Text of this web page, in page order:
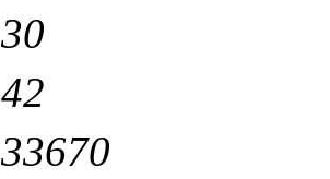
30
42
33670